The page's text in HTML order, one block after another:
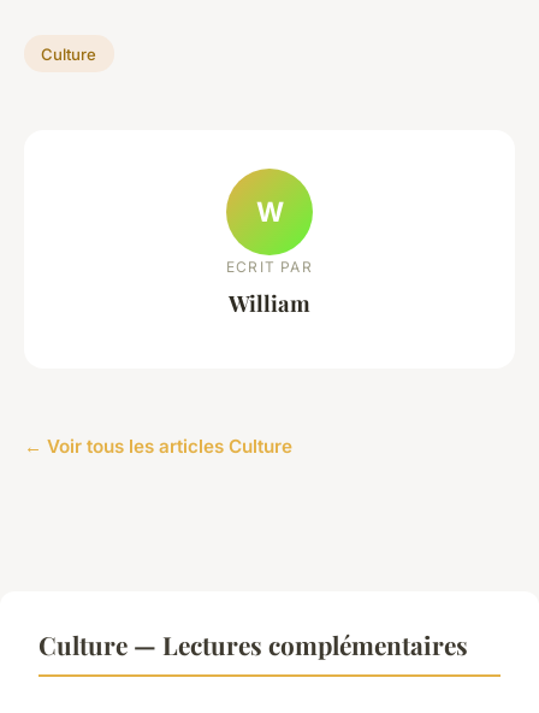
Culture
W
ECRIT PAR
William
← Voir tous les articles Culture
Culture — Lectures complémentaires